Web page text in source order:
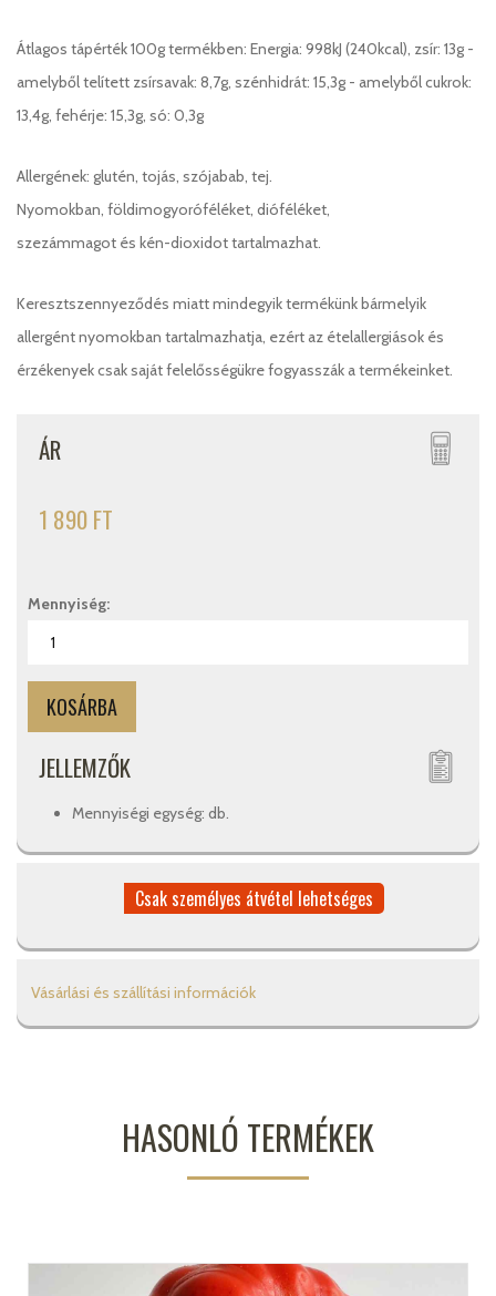
Átlagos tápérték 100g termékben: Energia: 998kJ (240kcal), zsír: 13g -
amelyből telített zsírsavak: 8,7g, szénhidrát: 15,3g - amelyből cukrok:
13,4g, fehérje: 15,3g, só: 0,3g
Allergének: glutén, tojás, szójabab, tej.
Nyomokban, földimogyoróféléket, dióféléket,
szezámmagot és kén-dioxidot tartalmazhat.
Keresztszennyeződés miatt mindegyik termékünk bármelyik
allergént nyomokban tartalmazhatja, ezért az ételallergiások és
érzékenyek csak saját felelősségükre fogyasszák a termékeinket.
ÁR
1 890 FT
Mennyiség:
JELLEMZŐK
Mennyiségi egység: db.
Csak személyes átvétel lehetséges
Vásárlási és szállítási információk
HASONLÓ TERMÉKEK